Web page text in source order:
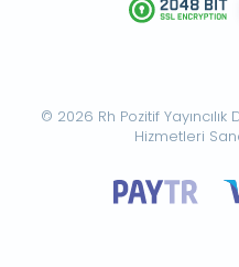
© 2026 Rh Pozitif
Hizmetleri